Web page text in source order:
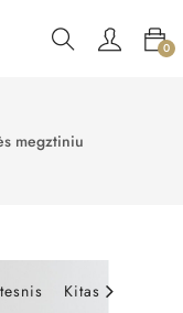
0
megztiniu
Kitas